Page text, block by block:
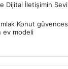
Dijital İletişimin
Konut
ev modeli